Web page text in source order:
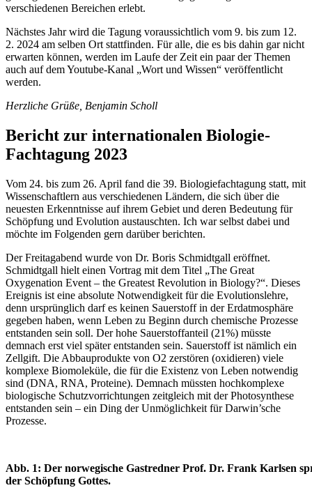
verschiedenen Bereichen erlebt.
Nächstes Jahr wird die Tagung voraussichtlich vom 9. bis zum 12.
2. 2024 am selben Ort stattfinden. Für alle, die es bis dahin gar nicht
erwarten können, werden im Laufe der Zeit ein paar der Themen
auch auf dem Youtube-Kanal „Wort und Wissen“ veröffentlicht
werden.
Herzliche Grüße, Benjamin Scholl
Bericht zur internationalen Biologie-
Fachtagung 2023
Vom 24. bis zum 26. April fand die 39. Biologiefachtagung statt, mit
Wissenschaftlern aus verschiedenen Ländern, die sich über die
neuesten Erkenntnisse auf ihrem Gebiet und deren Bedeutung für
Schöpfung und Evolution austauschten. Ich war selbst dabei und
möchte im Folgenden gern darüber berichten.
Der Freitagabend wurde von Dr. Boris Schmidtgall eröffnet.
Schmidtgall hielt einen Vortrag mit dem Titel „The Great
Oxygenation Event – the Greatest Revolution in Biology?“. Dieses
Ereignis ist eine absolute Notwendigkeit für die Evolutionslehre,
denn ursprünglich darf es keinen Sauerstoff in der Erdatmosphäre
gegeben haben, wenn Leben zu Beginn durch chemische Prozesse
entstanden sein soll. Der hohe Sauerstoffanteil (21%) müsste
demnach erst viel später entstanden sein. Sauerstoff ist nämlich ein
Zellgift. Die Abbauprodukte von O2 zerstören (oxidieren) viele
komplexe Biomoleküle, die für die Existenz von Leben notwendig
sind (DNA, RNA, Proteine). Demnach müssten hochkomplexe
biologische Schutzvorrichtungen zeitgleich mit der Photosynthese
entstanden sein – ein Ding der Unmöglichkeit für Darwin’sche
Prozesse.
Abb. 1: Der norwegische Gastredner Prof. Dr. Frank Karlsen
der Schöpfung Gottes.